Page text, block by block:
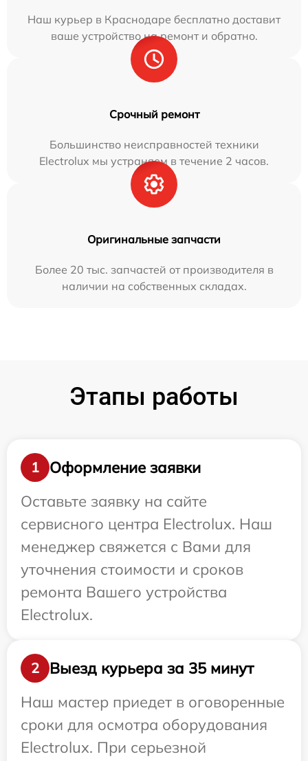
Наш курьер в Краснодаре бесплатно доставит
ваше устройство на ремонт и обратно.
Срочный ремонт
Большинство неисправностей техники
Electrolux мы устраняем в течение 2 часов.
Оригинальные запчасти
Более 20 тыс. запчастей от производителя в
наличии на собственных складах.
Этапы работы
1
Оформление заявки
Оставьте заявку на сайте
сервисного центра Electrolux. Наш
менеджер свяжется с Вами для
уточнения стоимости и сроков
ремонта Вашего устройства
Electrolux.
2
Выезд курьера за 35 минут
Наш мастер приедет в оговоренные
сроки для осмотра оборудования
Electrolux. При серьезной